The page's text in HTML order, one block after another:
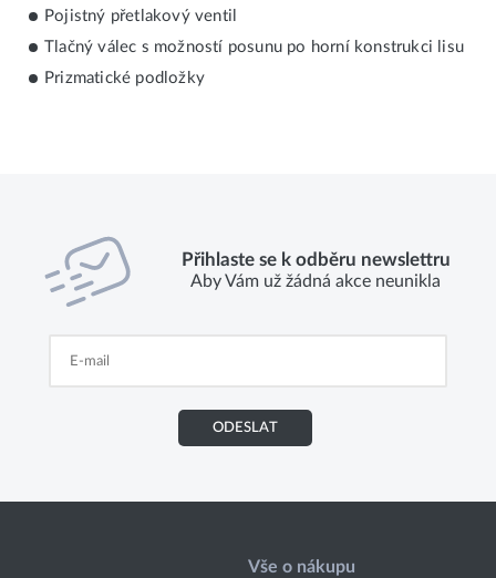
Pojistný přetlakový ventil
Tlačný válec s možností posunu po horní konstrukci lisu
Prizmatické podložky
Přihlaste se k odběru newslettru
Aby Vám už žádná akce neunikla
ODESLAT
Vše o nákupu